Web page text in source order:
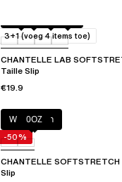
CHANTELLE LAB
Taille Slip
€19.9
3+1 (voeg 4 items toe)
Wild Brown
0OZ
CHANTELLE
Slip
-50%